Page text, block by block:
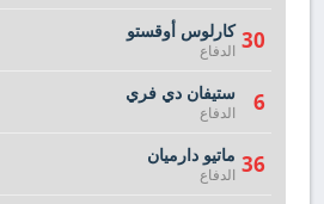
30 كارلوس أوقستو
الدفاع
6 ستيفان دي فري
الدفاع
36 ماتيو دارميان
الدفاع